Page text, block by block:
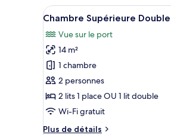
avec
lits
jumeaux
chambre
Chambre
Deluxe
Double
ou
avec
lits
jumeaux
Afficher
toutes
les
photos
pour
ce
type
de
chambre :
4
Chambre Supérieure
Vue sur le port
14 m²
1 chambre
2 personnes
2 lits 1 place OU 1 lit double
Wi-Fi gratuit
Plus de détails
Plus